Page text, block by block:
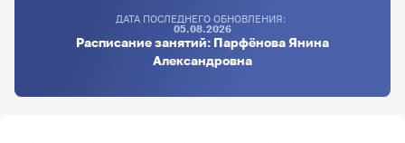
ДАТА ПОСЛЕДНЕГО ОБНОВЛЕНИЯ:
05.08.2026
Расписание занятий: Парфёнова Янина
Александровна